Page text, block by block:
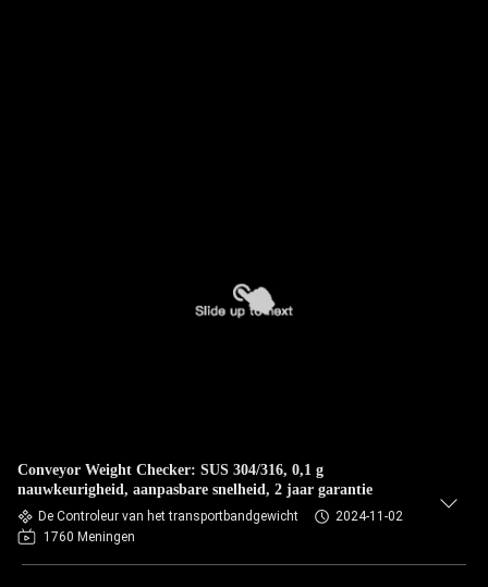
Conveyor Weight Checker: SUS 304/316, 0,1 g
nauwkeurigheid, aanpasbare snelheid, 2 jaar garantie
De Controleur van het transportbandgewicht
2024-11-02
1760 Meningen